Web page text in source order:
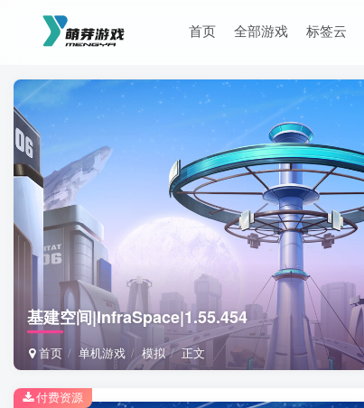
首页 全部游戏 标签云
基建空间|InfraSpace|1.55.454
首页 单机游戏 模拟 正文
付费资源